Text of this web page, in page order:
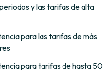
y las tarifas de alta
para las tarifas de más
para tarifas de hasta 50